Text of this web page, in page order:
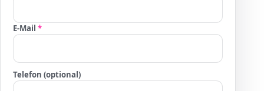
E-Mail *
Telefon (optional)